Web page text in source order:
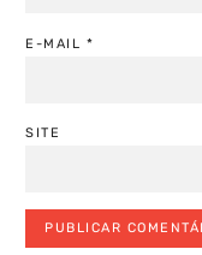
E-MAIL *
SITE